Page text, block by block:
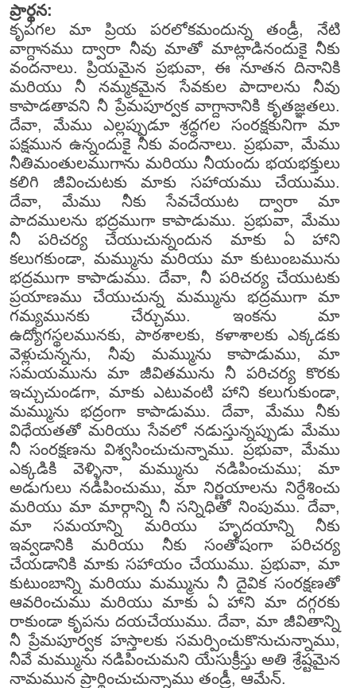
ప్రార్థన:
కృపగల మా ప్రియ పరలోకమందున్న తండ్రీ, నేటి
వాగ్దానము ద్వారా నీవు మాతో మాట్లాడినందుకై నీకు
వందనాలు. ప్రియమైన ప్రభువా, ఈ నూతన దినానికి
మరియు నీ నమ్మకమైన సేవకుల పాదాలను నీవు
కాపాడతావని నీ ప్రేమపూర్వక వాగ్దానానికి కృతజ్ఞతలు.
దేవా, మేము ఎల్లప్పుడూ శ్రద్ధగల సంరక్షకునిగా మా
పక్షమున ఉన్నందుకై నీకు వందనాలు. ప్రభువా, మేము
నీతిమంతులముగాను మరియు నీయందు భయభక్తులు
కలిగి జీవించుటకు మాకు సహాయము చేయుము.
దేవా, మేము నీకు సేవచేయుట ద్వారా మా
పాదములను భద్రముగా కాపాడుము. ప్రభువా, మేము
నీ పరిచర్య చేయుచున్నందున మాకు ఏ హాని
కలుగకుండా, మమ్మును మరియు మా కుటుంబమును
భద్రముగా కాపాడుము. దేవా, నీ పరిచర్య చేయుటకు
ప్రయాణము చేయుచున్న మమ్మును భద్రముగా మా
గమ్యమునకు చేర్చుము. ఇంకను మా
ఉద్యోగస్థలమునకు, పాఠశాలకు, కళాశాలకు ఎక్కడకు
వెళ్లుచున్నను, నీవు మమ్మును కాపాడుము, మా
సమయమును మా జీవితమును నీ పరిచర్య కొరకు
ఇచ్చుచుండగా, మాకు ఎటువంటి హాని కలుగుకుండా,
మమ్మును భద్రంగా కాపాడుము. దేవా, మేము నీకు
విధేయతతో మరియు సేవలో నడుస్తున్నప్పుడు మేము
నీ సంరక్షణను విశ్వసించుచున్నాము. ప్రభువా, మేము
ఎక్కడికి వెళ్ళినా, మమ్మును నడిపించుము; మా
అడుగులు నడిపించుము, మా నిర్ణయాలను నిర్దేశించు
మరియు మా మార్గాన్ని నీ సన్నిధితో నింపుము. దేవా,
మా సమయాన్ని మరియు హృదయాన్ని నీకు
ఇవ్వడానికి మరియు నీకు సంతోషంగా పరిచర్య
చేయడానికి మాకు సహాయం చేయుము. ప్రభువా, మా
కుటుంబాన్ని మరియు మమ్మును నీ దైవిక సంరక్షణతో
ఆవరించుము మరియు మాకు ఏ హాని మా దగ్గరకు
రాకుండా కృపను దయచేయుము. దేవా, మా జీవితాన్ని
నీ ప్రేమపూర్వక హస్తాలకు సమర్పించుకొనుచున్నాము,
నీవే మమ్మును నడిపించుమని యేసుక్రీస్తు అతి శ్రేష్టమైన
నామమున ప్రార్థించుచున్నాము తండ్రీ, ఆమేన్.